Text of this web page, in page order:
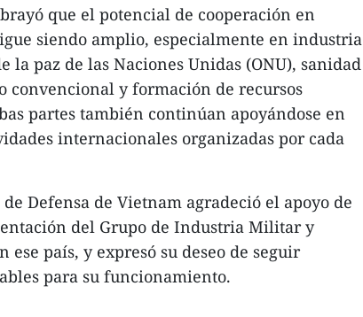
que el potencial de cooperación en
siendo amplio, especialmente en industria
la paz de las Naciones Unidas (ONU), sanidad
convencional y formación de recursos
partes también continúan apoyándose en
internacionales organizadas por cada
Defensa de Vietnam agradeció el apoyo de
del Grupo de Industria Militar y
país, y expresó su deseo de seguir
para su funcionamiento.